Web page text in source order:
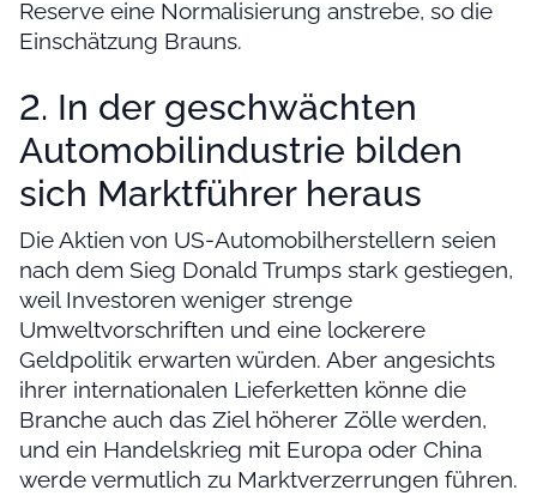
Reserve eine Normalisierung anstrebe, so die
Einschätzung Brauns.
2. In der geschwächten
Automobilindustrie bilden
sich Marktführer heraus
Die Aktien von US-Automobilherstellern seien
nach dem Sieg Donald Trumps stark gestiegen,
weil Investoren weniger strenge
Umweltvorschriften und eine lockerere
Geldpolitik erwarten würden. Aber angesichts
ihrer internationalen Lieferketten könne die
Branche auch das Ziel höherer Zölle werden,
und ein Handelskrieg mit Europa oder China
werde vermutlich zu Marktverzerrungen führen.